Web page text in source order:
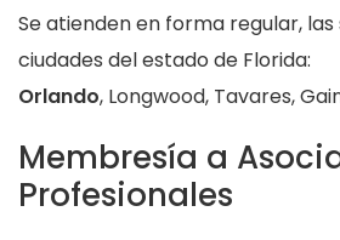
Se atienden en forma regular, las
ciudades del estado de Florida:
Orlando, Longwood, Tavares,
Membresía a
Profesionales